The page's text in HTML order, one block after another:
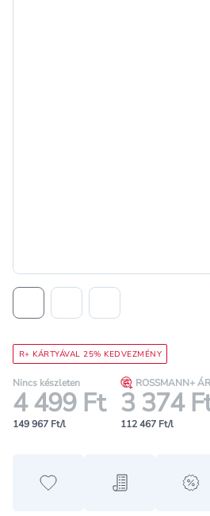
R+ KÁRTYÁVAL 25% KEDVEZMÉNY
Nincs készleten
4 499 Ft
149 967 Ft/l
ROSSMANN+
3 374
112 467 Ft/l
Hozzáadás a kedvencekhez
Hozzáadás a